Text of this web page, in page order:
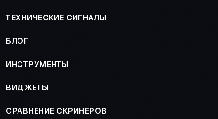
ТЕХНИЧЕСКИЕ СИГНАЛЫ
БЛОГ
ИНСТРУМЕНТЫ
ВИДЖЕТЫ
СРАВНЕНИЕ СКРИНЕРОВ